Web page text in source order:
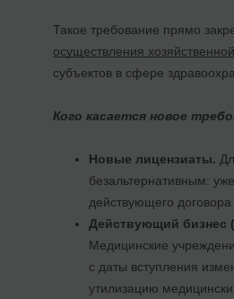
Такое требование прямо
осуществления
субъектов в сфере
Кого касается новое
Новые лицензиаты.
безальтернативным:
действующего
Действующий бизнес
Медицинские
с даты вступления
утилизацию